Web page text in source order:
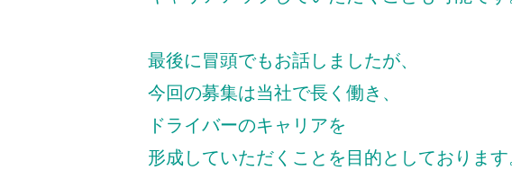
最後に冒頭でもお話しましたが、
今回の募集は当社で長く働き、
ドライバーのキャリアを
形成していただくことを目的としておりま